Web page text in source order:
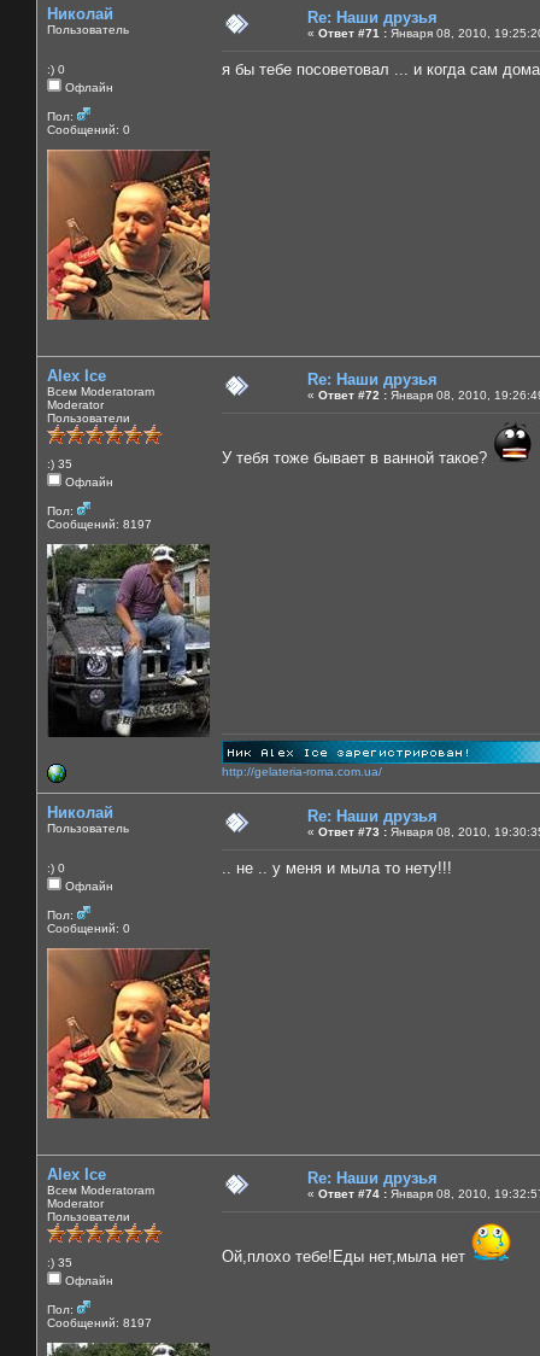
Николай
Пользователь
:) 0
Офлайн
Пол:
Сообщений: 0
Re: Наши друзья
« Ответ #71 : Января 08, 2010,
я бы тебе посоветовал ... и когда сам
Alex Ice
Всем Moderatoram
Moderator
Пользователи
:) 35
Офлайн
Пол:
Сообщений: 8197
Re: Наши друзья
« Ответ #72 : Января 08, 2010,
У тебя тоже бывает в ванной такое?
http://gelateria-roma.com.ua/
Николай
Пользователь
:) 0
Офлайн
Пол:
Сообщений: 0
Re: Наши друзья
« Ответ #73 : Января 08, 2010,
.. не .. у меня и мыла то нету!!!
Alex Ice
Всем Moderatoram
Moderator
Пользователи
:) 35
Офлайн
Пол:
Сообщений: 8197
Re: Наши друзья
« Ответ #74 : Января 08, 2010,
Ой,плохо тебе!Еды нет,мыла нет